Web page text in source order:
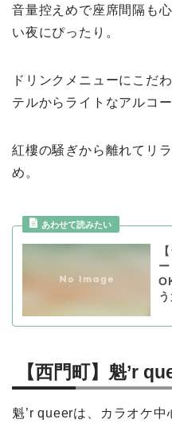
音量控えめで座席間隔も
い夜にぴったり。
ドリンクメニューにこだ
テルからライトなアルコ
紅樓の騒ぎから離れてリ
め。
【西門町】魁’r
魁’r queerは、カラオケ